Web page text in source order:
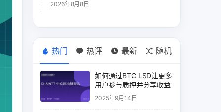
2026年8月8日
热门 热评 最新 随机
如何通过BTC LSD让更多
用户参与质押并分享收益
2025年9月14日